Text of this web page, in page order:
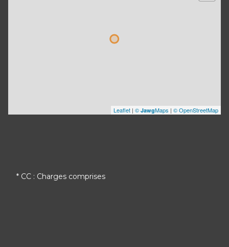
Leaflet | © JawgMaps | © OpenStreetMap
* CC : Charges comprises